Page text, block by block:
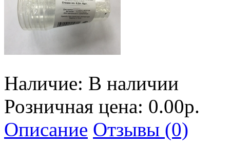
Наличие: В наличии
Розничная цена: 0.00р.
Описание Отзывы (0)